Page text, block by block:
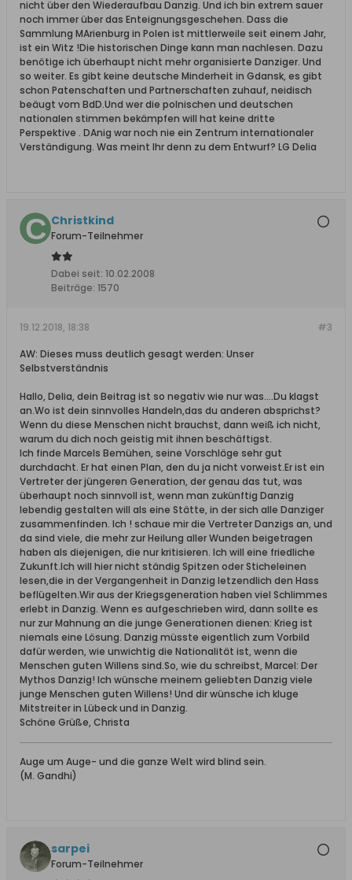
nicht über den Wiederaufbau Danzig. Und ich bin extrem sauer
noch immer über das Enteignungsgeschehen. Dass die
Sammlung MArienburg in Polen ist mittlerweile seit einem Jahr,
ist ein Witz !Die historischen Dinge kann man nachlesen. Dazu
benötige ich überhaupt nicht mehr organisierte Danziger. Und
so weiter. Es gibt keine deutsche Minderheit in Gdansk, es gibt
schon Patenschaften und Partnerschaften zuhauf, neidisch
beäugt vom BdD.Und wer die polnischen und deutschen
nationalen stimmen bekämpfen will hat keine dritte
Perspektive . DAnig war noch nie ein Zentrum internationaler
Verständigung. Was meint Ihr denn zu dem Entwurf? LG Delia
Christkind
Forum-Teilnehmer
Dabei seit: 10.02.2008
Beiträge: 1570
#3
19.12.2018, 18:38
AW: Dieses muss deutlich gesagt werden: Unser
Selbstverständnis
Hallo, Delia, dein Beitrag ist so negativ wie nur was....Du klagst
an.Wo ist dein sinnvolles Handeln,das du anderen absprichst?
Wenn du diese Menschen nicht brauchst, dann weiß ich nicht,
warum du dich noch geistig mit ihnen beschäftigst.
Ich finde Marcels Bemühen, seine Vorschläge sehr gut
durchdacht. Er hat einen Plan, den du ja nicht vorweist.Er ist ein
Vertreter der jüngeren Generation, der genau das tut, was
überhaupt noch sinnvoll ist, wenn man zukünftig Danzig
lebendig gestalten will als eine Stätte, in der sich alle Danziger
zusammenfinden. Ich ! schaue mir die Vertreter Danzigs an, und
da sind viele, die mehr zur Heilung aller Wunden beigetragen
haben als diejenigen, die nur kritisieren. Ich will eine friedliche
Zukunft.Ich will hier nicht ständig Spitzen oder Sticheleinen
lesen,die in der Vergangenheit in Danzig letzendlich den Hass
beflügelten.Wir aus der Kriegsgeneration haben viel Schlimmes
erlebt in Danzig. Wenn es aufgeschrieben wird, dann sollte es
nur zur Mahnung an die junge Generationen dienen: Krieg ist
niemals eine Lösung. Danzig müsste eigentlich zum Vorbild
dafür werden, wie unwichtig die Nationalität ist, wenn die
Menschen guten Willens sind.So, wie du schreibst, Marcel: Der
Mythos Danzig! Ich wünsche meinem geliebten Danzig viele
junge Menschen guten Willens! Und dir wünsche ich kluge
Mitstreiter in Lübeck und in Danzig.
Schöne Grüße, Christa
Auge um Auge- und die ganze Welt wird blind sein.
(M. Gandhi)
sarpei
Forum-Teilnehmer